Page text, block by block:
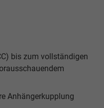
bis zum vollständigen
Anhängerkupplung